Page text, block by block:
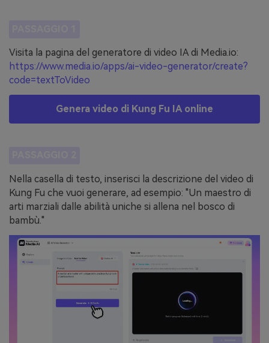
Visita la pagina del generatore di video IA di Media.io:
https://www.media.io/apps/ai-video-generator/create?
code=textToVideo
Genera video di Kung Fu IA online
Nella casella di testo, inserisci la descrizione del video di
Kung Fu che vuoi generare, ad esempio: "Un maestro di
arti marziali dalle abilità uniche si allena nel bosco di
bambù."